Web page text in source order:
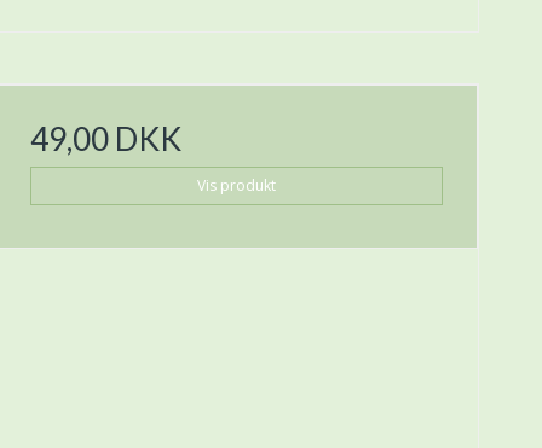
49,00 DKK
Vis produkt